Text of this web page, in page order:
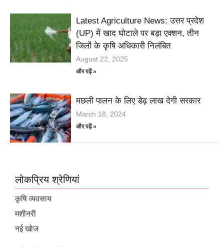
Latest Agriculture News: उत्तर प्रदेश
(UP) में खाद घोटाले पर बड़ा एक्शन, तीन
जिलों के कृषि अधिकारी निलंबित
August 22, 2025
और पढ़ें »
मछली पालन के लिए डेढ़ लाख देगी सरकार
March 18, 2024
और पढ़ें »
लोकप्रिय श्रेणियां
कृषि व्यवसाय
मशीनरी
नई खोज